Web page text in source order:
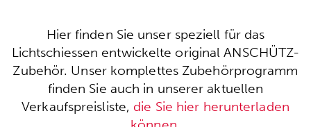
Hier finden Sie unser speziell für das
Lichtschiessen entwickelte original ANSCHÜTZ-
Zubehör. Unser komplettes Zubehörprogramm
finden Sie auch in unserer aktuellen
Verkaufspreisliste, die Sie hier herunterladen